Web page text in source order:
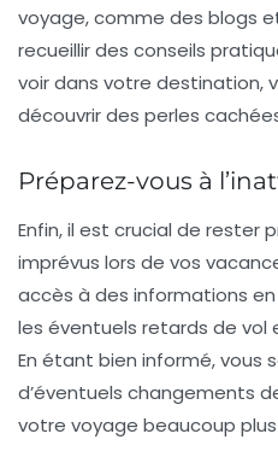
voyage, comme des blogs
recueillir des conseils
voir dans votre destination,
découvrir des perles
Préparez-vous à
Enfin, il est crucial de rester
imprévus lors de vos
accès à des informations
les éventuels retards de vol
En étant bien informé, vous
d’éventuels changements
votre voyage beaucoup